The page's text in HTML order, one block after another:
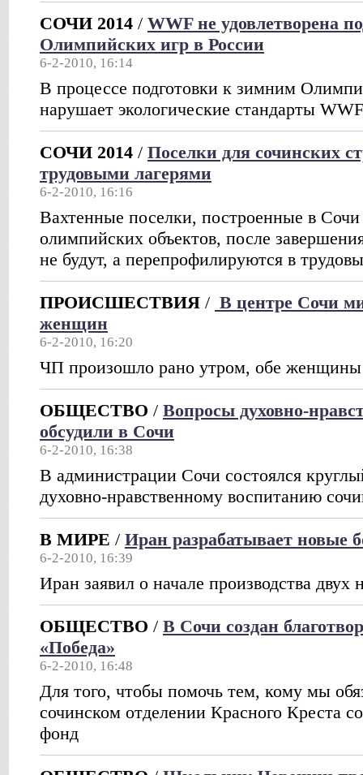
СОЧИ 2014 / WWF не удовлетворена
Олимпийских игр в России
6-2-2010, 16:14
В процессе подготовки к зимним
нарушает экологические стандарты WWF
СОЧИ 2014 / Поселки для сочинских
трудовыми лагерями
6-2-2010, 16:16
Вахтенные поселки, построенные в Сочи
олимпийских объектов, после
не будут, а перепрофилируются в
ПРОИСШЕСТВИЯ / В центре Сочи
женщин
6-2-2010, 16:20
ЧП произошло рано утром, обе женщины
ОБЩЕСТВО / Вопросы духовно-
обсудили в Сочи
6-2-2010, 16:38
В администрации Сочи состоялся
духовно-нравственному воспитанию
В МИРЕ / Иран разрабатывает новые
6-2-2010, 16:39
Иран заявил о начале производства двух
ОБЩЕСТВО / В Сочи создан
«Победа»
6-2-2010, 16:48
Для того, чтобы помочь тем, кому мы
сочинском отделении Красного Креста
фонд